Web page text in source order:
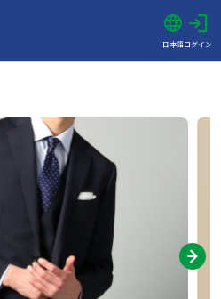
日本語ログイン